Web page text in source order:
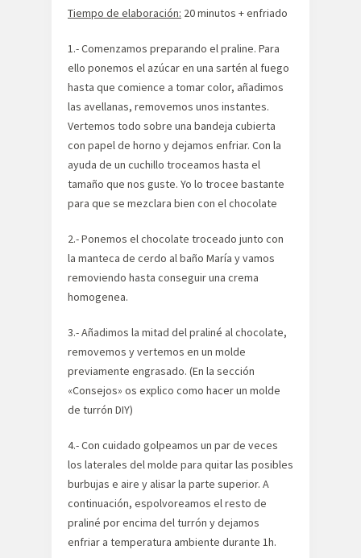
Tiempo de elaboración: 20 minutos + enfriado
1.- Comenzamos preparando el praline. Para
ello ponemos el azúcar en una sartén al fuego
hasta que comience a tomar color, añadimos
las avellanas, removemos unos instantes.
Vertemos todo sobre una bandeja cubierta
con papel de horno y dejamos enfriar. Con la
ayuda de un cuchillo troceamos hasta el
tamaño que nos guste. Yo lo trocee bastante
para que se mezclara bien con el chocolate
2.- Ponemos el chocolate troceado junto con
la manteca de cerdo al baño María y vamos
removiendo hasta conseguir una crema
homogenea.
3.- Añadimos la mitad del praliné al chocolate,
removemos y vertemos en un molde
previamente engrasado. (En la sección
«Consejos» os explico como hacer un molde
de turrón DIY)
4.- Con cuidado golpeamos un par de veces
los laterales del molde para quitar las posibles
burbujas e aire y alisar la parte superior. A
continuación, espolvoreamos el resto de
praliné por encima del turrón y dejamos
enfriar a temperatura ambiente durante 1h.